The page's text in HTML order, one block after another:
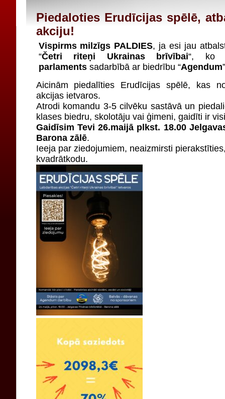
Piedaloties Erudīcijas spēlē,
akciju!
Vispirms milzīgs PALDIES, ja esi jau
“Četri riteņi Ukrainas brīvībai“, ko
parlamentssadarbībā ar biedrību “Agendum
Aicinām piedalīties Erudīcijas spēlē, kas
akcijas ietvaros.
Atrodi komandu 3-5 cilvēku sastāvā un
klases biedru, skolotāju vai ģimeni, gaidīti ir
Gaidīsim Tevi 26.maijā plkst. 18.00
Barona zālē.
Ieeja par ziedojumiem, neaizmirsti
kvadrātkodu.